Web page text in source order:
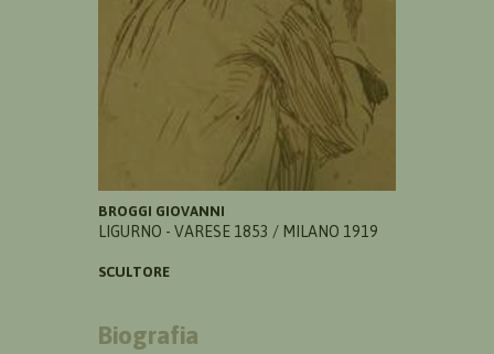
BROGGI GIOVANNI
LIGURNO - VARESE 1853 / MILANO 1919
SCULTORE
Biografia